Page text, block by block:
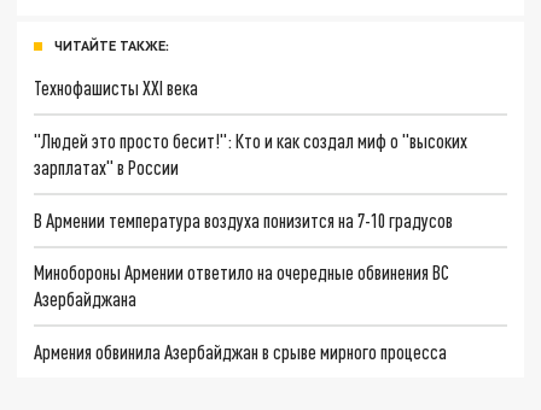
ЧИТАЙТЕ ТАКЖЕ:
Технофашисты XXI века
"Людей это просто бесит!": Кто и как создал миф о "высоких
зарплатах" в России
В Армении температура воздуха понизится на 7-10 градусов
Минобороны Армении ответило на очередные обвинения ВС
Азербайджана
Армения обвинила Азербайджан в срыве мирного процесса